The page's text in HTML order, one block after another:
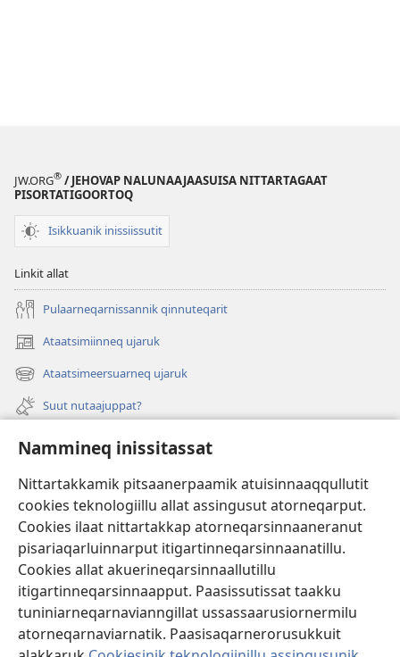
Nammineq inissitassat
Nittartakkamik pitsaanerpaamik atuisinnaaqqullutit
cookies teknologiillu allat assingusut atorneqarput.
Cookies ilaat nittartakkap atorneqarsinnaaneranut
pisariaqarluinnarput itigartinneqarsinnaanatillu.
Cookies allat akuerineqarsinnaallutillu
itigartinneqarsinnaapput. Paasissutissat taakku
tuniniarneqarnavianngillat ussassaarusiornermilu
atorneqarnaviarnatik. Paasisaqarnerorusukkuit
JW.ORG® / JEHOVAP NALUNAAJAASUISA NITTARTAGAAT
PISORTATIGOORTOQ
Isikkuanik inissiissutit
Linkit allat
Pulaarneqarnissannik qinnuteqarit
Ataatsimiinneq ujaruk
(opens
new
window)
Ataatsimeersuarneq ujaruk
(opens
new
window)
Suut nutaajuppat?
Isiginnaagassiat
Tunissuteqarneq
(opens
new
window)INTERNETIKKUT ATUAGAATEQARFIK Watchtower™
(opens
new
window)JW Hub ®
(opens
new
window)